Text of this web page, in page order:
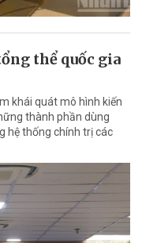
thể quốc gia
khái quát mô hình kiến
thành phần dùng
hệ thống chính trị các